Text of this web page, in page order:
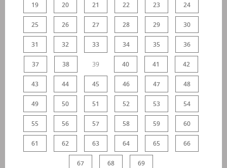
19 20 21 22 23 24
25 26 27 28 29 30
31 32 33 34 35 36
37 38 39 40 41 42
43 44 45 46 47 48
49 50 51 52 53 54
55 56 57 58 59 60
61 62 63 64 65 66
67 68 69